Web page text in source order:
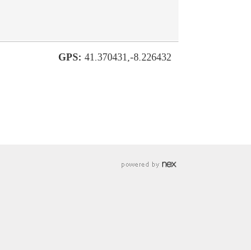
GPS: 41.370431,-8.226432